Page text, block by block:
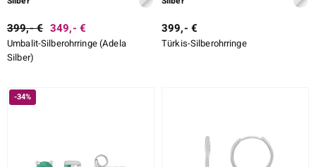
399,- € 349,- €
Umbalit-Silberohrringe (Adela
Silber)
399,- €
Türkis-Silberohrringe
-34%